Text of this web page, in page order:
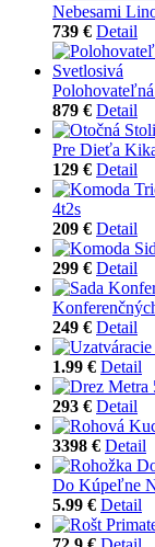
Nebesami
739 € Detail
879 € Detail
Pre Dieťa
129 € Detail
4t2s
209 € Detail
299 € Detail
249 € Detail
1.99 € Detail
293 € Detail
3398 € Detail
Do Kúpeľne
5.99 € Detail